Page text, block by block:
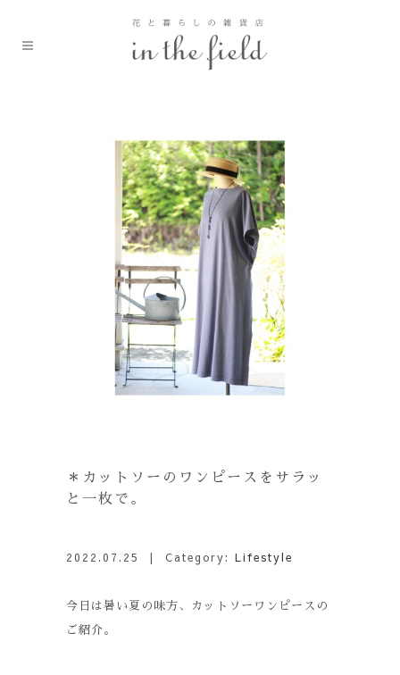
＊カットソーのワンピースをサラッ
と一枚で。
2022.07.25 | Category: Lifestyle
今日は暑い夏の味方、カットソーワンピースの
ご紹介。